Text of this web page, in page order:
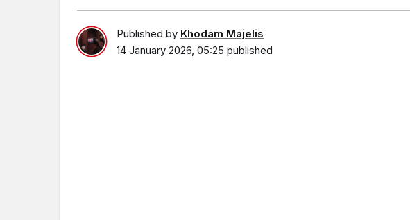
Published by Khodam Majelis
14 January 2026, 05:25 published